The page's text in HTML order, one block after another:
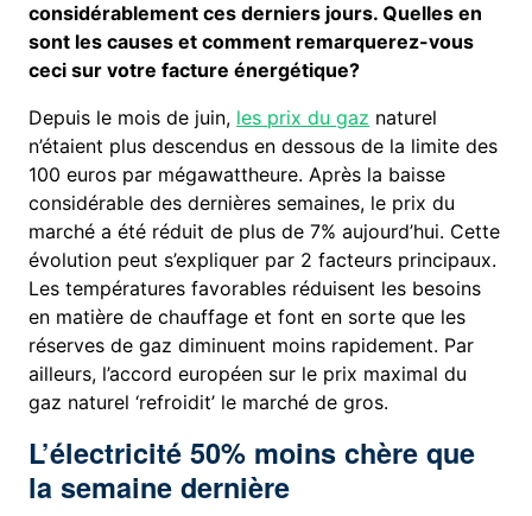
considérablement ces derniers jours. Quelles en
sont les causes et comment remarquerez-vous
ceci sur votre facture énergétique?
Depuis le mois de juin, les prix du gaz naturel
n’étaient plus descendus en dessous de la limite des
100 euros par mégawattheure. Après la baisse
considérable des dernières semaines, le prix du
marché a été réduit de plus de 7% aujourd’hui. Cette
évolution peut s’expliquer par 2 facteurs principaux.
Les températures favorables réduisent les besoins
en matière de chauffage et font en sorte que les
réserves de gaz diminuent moins rapidement. Par
ailleurs, l’accord européen sur le prix maximal du
gaz naturel ‘refroidit’ le marché de gros.
L’électricité 50% moins chère que
la semaine dernière